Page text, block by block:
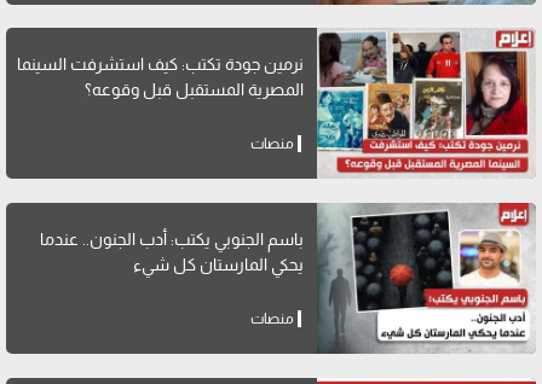
نرمين جودة تكتب: كيف استشرفت السينما
المصرية المستقبل قبل وقوعه؟
منصات
باسم الجنوبي يكتب: أدب الجنون.. عندما
يحكي المارستان كل شيء
منصات